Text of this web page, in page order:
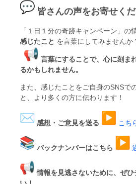
皆さんの声をお寄せくだ
「１日１分の奇跡キャンペーン」の
感じたこ と を言葉にしてみませんか
言葉にすることで、心に刻まれ
るかもしれません。
また、感じたことをご自身のSNSで
と、 より多くの方に伝わります！
感想・ご意見を送る こち
バックナンバーはこちら
情報を見逃さないために、ぜ